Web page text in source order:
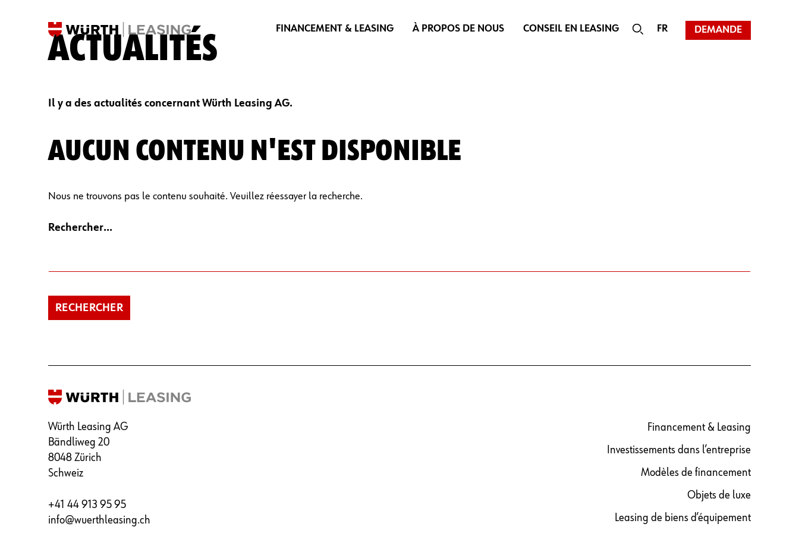
FINANCEMENT & LEASING À PROPOS DE NOUS CONSEIL EN LEASING FR DEMANDE
ACTUALITÉS
Il y a des actualités concernant Würth Leasing AG.
AUCUN CONTENU N'EST DISPONIBLE
Nous ne trouvons pas le contenu souhaité. Veuillez réessayer la recherche.
Rechercher…
Würth Leasing AG
Bändliweg 20
8048 Zürich
Schweiz
+41 44 913 95 95
info@wuerthleasing.ch
Financement & Leasing
Investissements dans l’entreprise
Modèles de financement
Objets de luxe
Leasing de biens d’équipement